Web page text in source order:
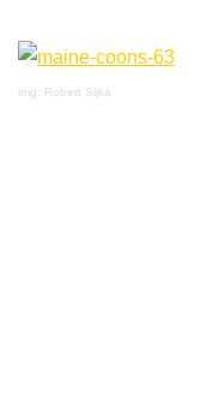
img: Robert Sijka